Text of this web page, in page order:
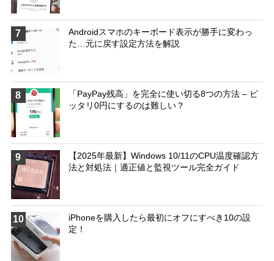
7
Androidスマホのキーボード表示が勝手に変わっ
た…元に戻す設定方法を解説
8
「PayPay残高」を完全に使い切る8つの方法 – ピ
ッタリ0円にするのは難しい？
9
【2025年最新】Windows 10/11のCPU温度確認方
法と対処法｜適正値と監視ツール完全ガイド
10
iPhoneを購入したら最初にオフにすべき10の設
定！